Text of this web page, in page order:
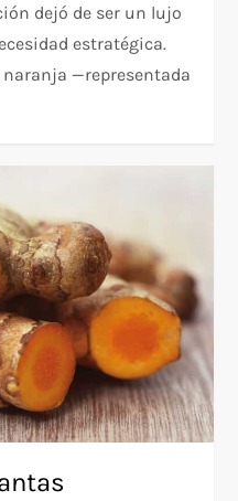
dejó de ser un lujo
estratégica.
naranja —representada